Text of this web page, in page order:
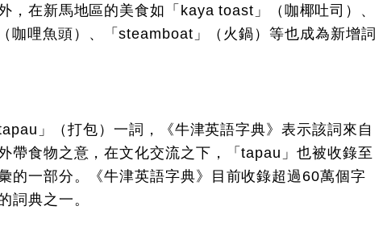
，在新馬地區的美食如「kaya toast」（咖椰吐司）、
咖哩魚頭）、「steamboat」（火鍋）等也成為新增詞
」（打包）一詞，《牛津英語字典》表示該詞來自
帶食物之意，在文化交流之下，「tapau」也被收錄至
的一部分。《牛津英語字典》目前收錄超過60萬個字
詞典之一。